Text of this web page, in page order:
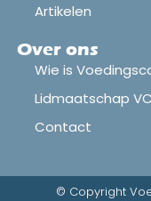
Artikelen
Over ons
Wie is
Lidmaatschap
Contact
© Copyright